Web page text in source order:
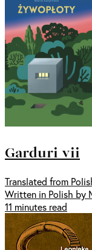
Garduri vii
Translated from
Written in Polish by
11 minutes read